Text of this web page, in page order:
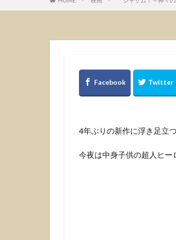
4年ぶりの新作に浮き足立
今夜は中身子供の超人ヒー